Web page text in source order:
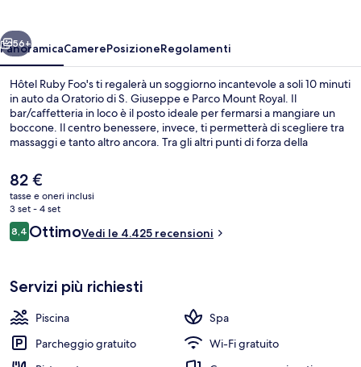
Avanti
56+
PanoramicaCamerePosizioneRegolamenti
Hôtel Ruby Foo's ti regalerà un soggiorno incantevole a soli 10 minuti
in auto da Oratorio di S. Giuseppe e Parco Mount Royal. Il
bar/caffetteria in loco è il posto ideale per fermarsi a mangiare un
boccone. Il centro benessere, invece, ti permetterà di scegliere tra
massaggi e tanto altro ancora. Tra gli altri punti di forza della
bagno turco. Le recensioni apprezzano la posizione comoda per i
mezzi pubblici: Stazione di Namur si trova a 5 min e Stazione di De la
Savane a 9 min.
Il
prezzo
attuale
è
82 €
82 €
tasse e oneri inclusi
3 set - 4 set
Recensioni
8,48,4 su 10
OttimoVedi le 4.425 recensioni
Servizi più richiesti
Piscina
Spa
Parcheggio gratuito
Wi-Fi gratuito